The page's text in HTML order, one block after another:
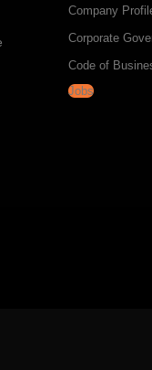
Company
Corporate
Code of
Jobs